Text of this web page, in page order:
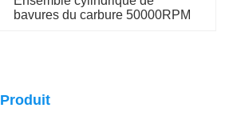
bavures du carbure 50000RPM